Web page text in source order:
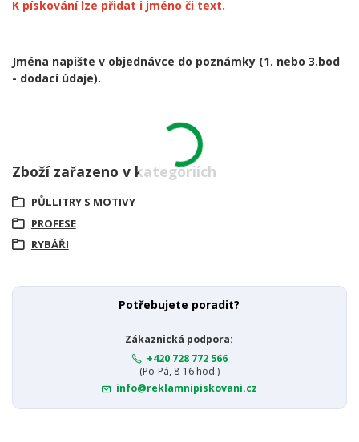
K pískování lze přidat i jméno či text.
Jména napište v objednávce do poznámky (1. nebo 3.bod
- dodací údaje).
Zboží zařazeno v kategoriích
PŮLLITRY S MOTIVY
PROFESE
RYBÁŘI
Potřebujete poradit?
Zákaznická podpora:
+420 728 772 566
(Po-Pá, 8-16 hod.)
info@reklamnipiskovani.cz